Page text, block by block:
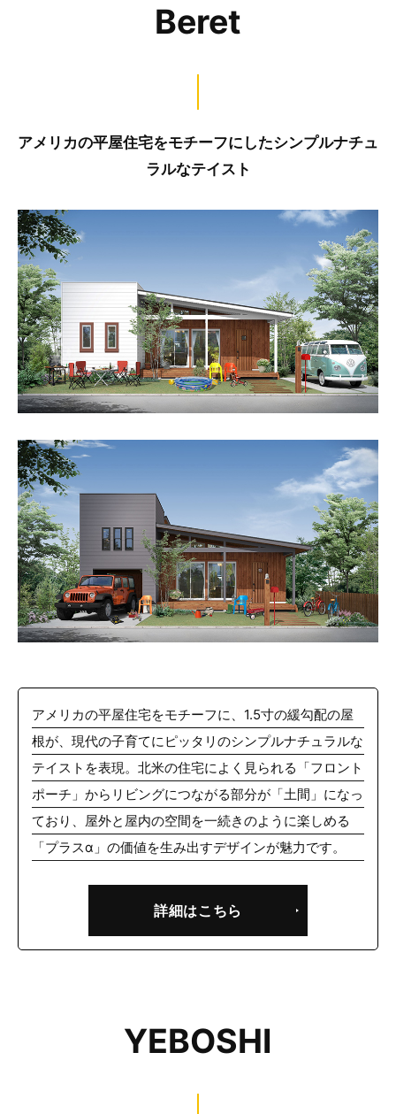
Beret
アメリカの平屋住宅をモチーフにしたシンプルナチュ
ラルなテイスト
アメリカの平屋住宅をモチーフに、1.5寸の緩勾配の屋
根が、現代の子育てにピッタリのシンプルナチュラルな
テイストを表現。北米の住宅によく見られる「フロント
ポーチ」からリビングにつながる部分が「土間」になっ
ており、屋外と屋内の空間を一続きのように楽しめる
「プラスα」の価値を生み出すデザインが魅力です。
詳細はこちら
YEBOSHI